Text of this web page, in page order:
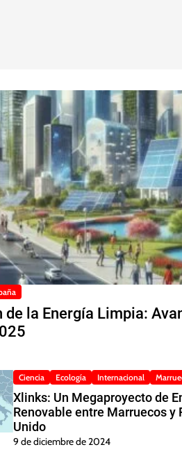
de la Energía Limpia:
Ciencia Ecología Internacional
Xlinks: Un Megaproyecto de
Renovable entre Marruecos y
Unido
9 de diciembre de 2024